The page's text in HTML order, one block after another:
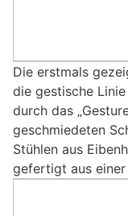
Die erstmals
die gestische
durch das
geschmiedeten
Stühlen aus
gefertigt aus